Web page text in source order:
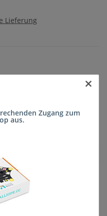
Lieferung
Frage zum Artikel
×
Zugang zum
aus.